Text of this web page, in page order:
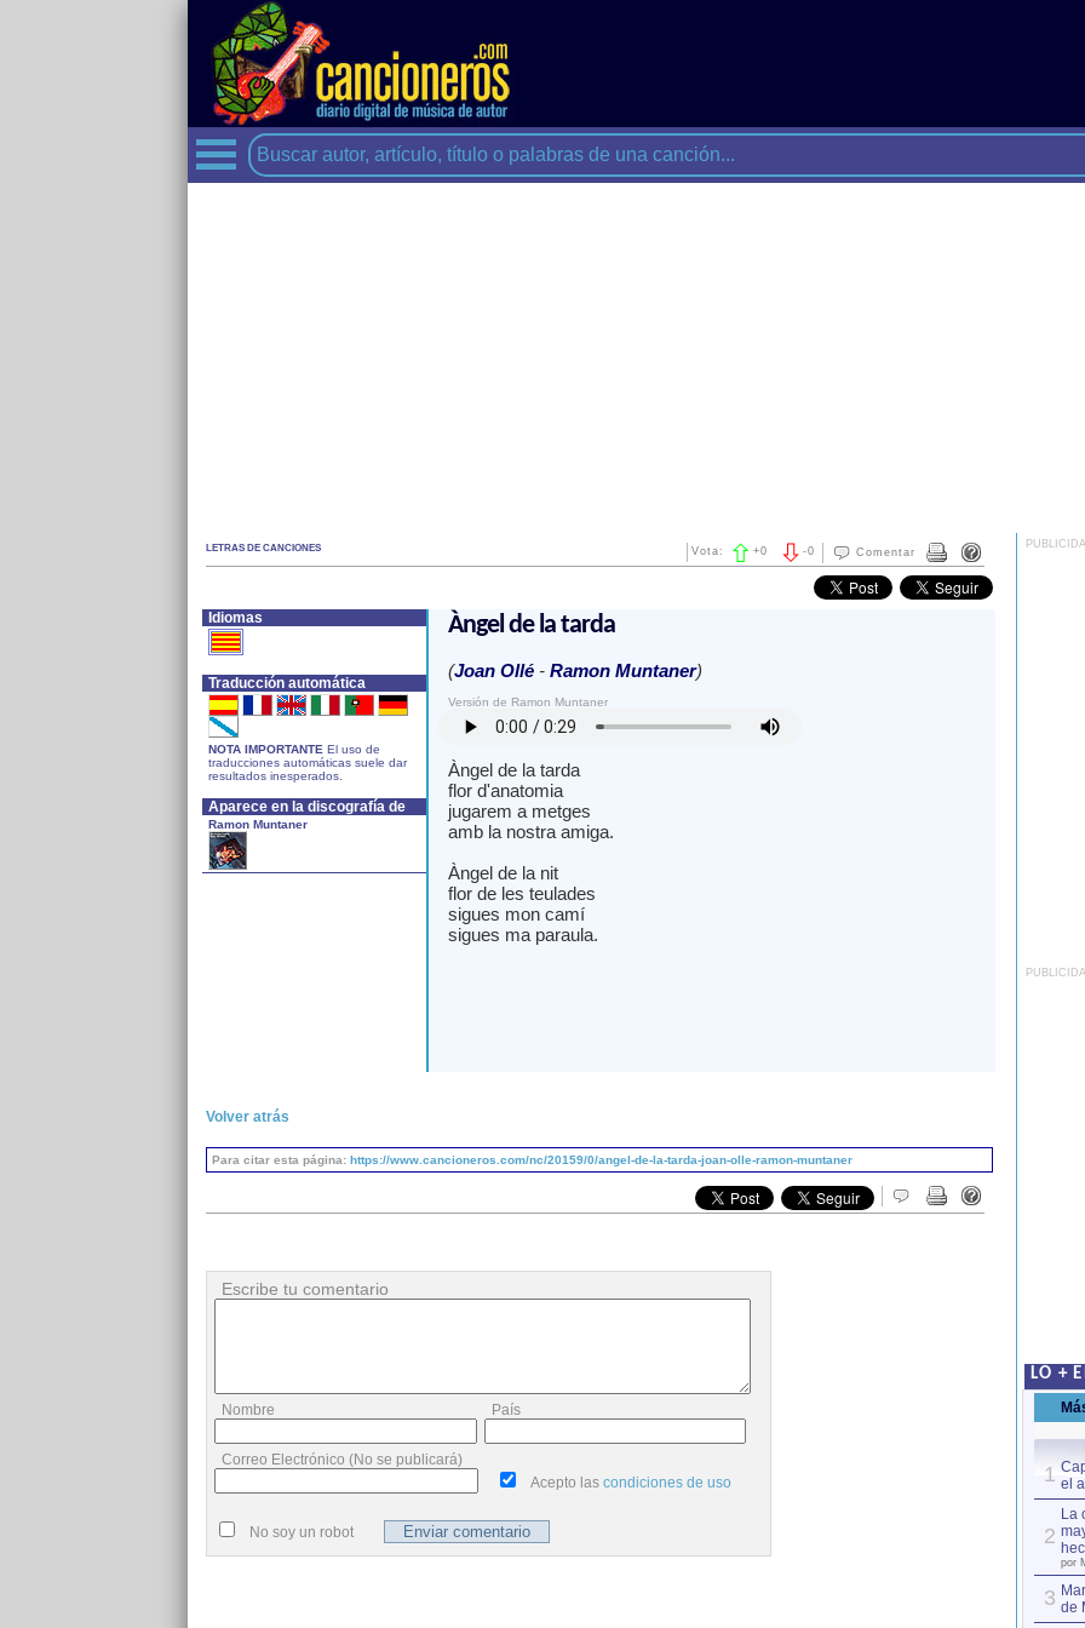
LETRAS DE CANCIONES Comentar
-0
Vota: +0
Idiomas
Traducción automática
NOTA IMPORTANTE El uso de
traducciones automáticas suele dar
resultados inesperados.
Aparece en la discografía de
Ramon Muntaner
Àngel de la tarda
(Joan Ollé- Ramon Muntaner)
Versión de Ramon Muntaner
Àngel de la tarda
flor d'anatomia
jugarem a metges
amb la nostra amiga.
Àngel de la nit
flor de les teulades
sigues mon camí
sigues ma paraula.
Volver atrás
Para citar esta página: https://www.cancioneros.com/nc/20159/0/angel-de-la-tarda-joan-olle-ramon-muntaner
Escribe tu comentario
Nombre País
Correo Electrónico (No se publicará)
Acepto las condiciones de uso
No soy un robot
LO +
1 el
2
La
por
3 de